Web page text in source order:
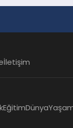
İletişim
EğitimDünya